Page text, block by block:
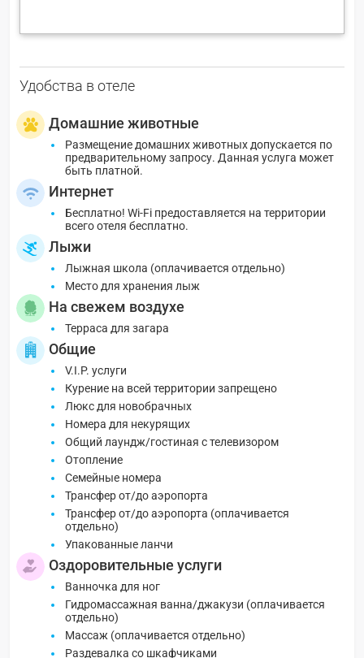
Удобства в отеле
Домашние животные
Размещение домашних животных допускается по
предварительному запросу. Данная услуга может
быть платной.
Интернет
Бесплатно! Wi-Fi предоставляется на территории
всего отеля бесплатно.
Лыжи
Лыжная школа (оплачивается отдельно)
Место для хранения лыж
На свежем воздухе
Терраса для загара
Общие
V.I.P. услуги
Курение на всей территории запрещено
Люкс для новобрачных
Номера для некурящих
Общий лаундж/гостиная с телевизором
Отопление
Семейные номера
Трансфер от/до аэропорта
Трансфер от/до аэропорта (оплачивается
отдельно)
Упакованные ланчи
Оздоровительные услуги
Ванночка для ног
Гидромассажная ванна/джакузи (оплачивается
отдельно)
Массаж (оплачивается отдельно)
Раздевалка со шкафчиками